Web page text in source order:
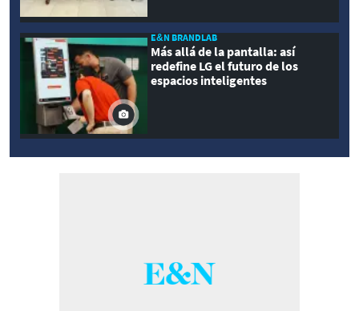
E&N BRANDLAB
Más allá de la pantalla: así
redefine LG el futuro de los
espacios inteligentes